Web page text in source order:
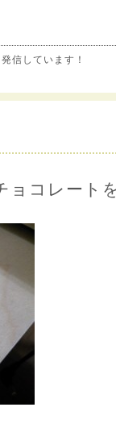
信しています！
ョコレート